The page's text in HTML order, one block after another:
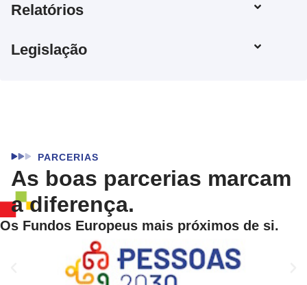
Relatórios
Legislação
PARCERIAS
As boas parcerias marcam
a diferença.
Os Fundos Europeus mais próximos de si.